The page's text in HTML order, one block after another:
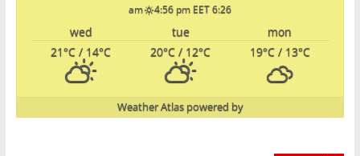
6:26 am
4:56 pm EET
mon
tue
wed
19°C/ 13°C
20°C / 12°C
21°C / 14°C
powered by
Weather Atlas